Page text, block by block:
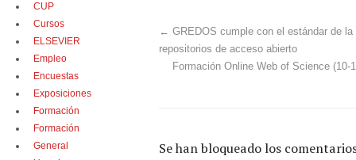
← GREDOS cumple con el estándar de
repositorios de acceso abierto
Formación Online Web of Science
Se han bloqueado los
CUP
Cursos
ELSEVIER
Empleo
Encuestas
Exposiciones
Formación
Formación
General